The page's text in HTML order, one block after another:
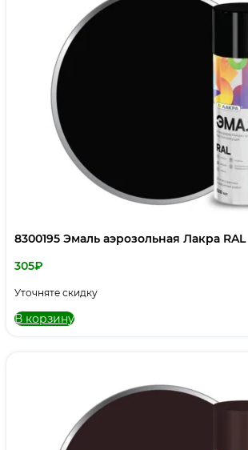
8300195 Эмаль аэрозольная Лакра
305₽
Уточняте скидку
В корзину